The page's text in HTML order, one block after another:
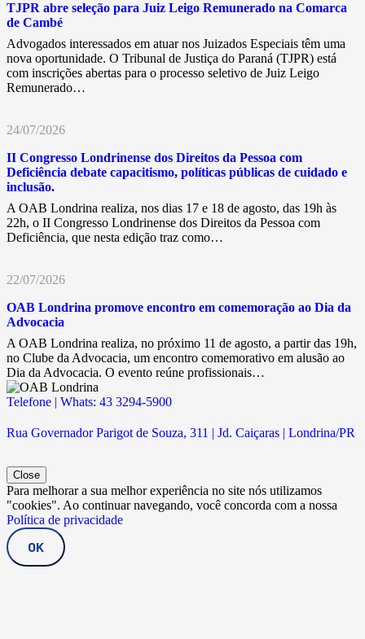
TJPR abre seleção para Juiz Leigo Remunerado na Comarca
de Cambé
Advogados interessados em atuar nos Juizados Especiais têm uma
nova oportunidade. O Tribunal de Justiça do Paraná (TJPR) está
com inscrições abertas para o processo seletivo de Juiz Leigo
Remunerado…
24/07/2026
II Congresso Londrinense dos Direitos da Pessoa com
Deficiência debate capacitismo, políticas públicas de cuidado e
inclusão.
A OAB Londrina realiza, nos dias 17 e 18 de agosto, das 19h às
22h, o II Congresso Londrinense dos Direitos da Pessoa com
Deficiência, que nesta edição traz como…
22/07/2026
OAB Londrina promove encontro em comemoração ao Dia da
Advocacia
A OAB Londrina realiza, no próximo 11 de agosto, a partir das 19h,
no Clube da Advocacia, um encontro comemorativo em alusão ao
Dia da Advocacia. O evento reúne profissionais…
Telefone | Whats: 43 3294-5900
Rua Governador Parigot de Souza, 311 | Jd. Caiçaras | Londrina/PR
Close
Para melhorar a sua melhor experiência no site nós utilizamos
"cookies". Ao continuar navegando, você concorda com a nossa
Política de privacidade
OK